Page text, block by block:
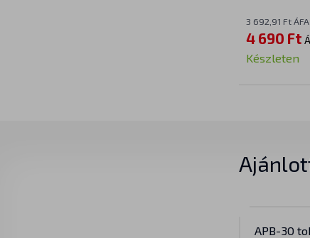
3 692,91 Ft
4 690 Ft
Készleten
APB-30